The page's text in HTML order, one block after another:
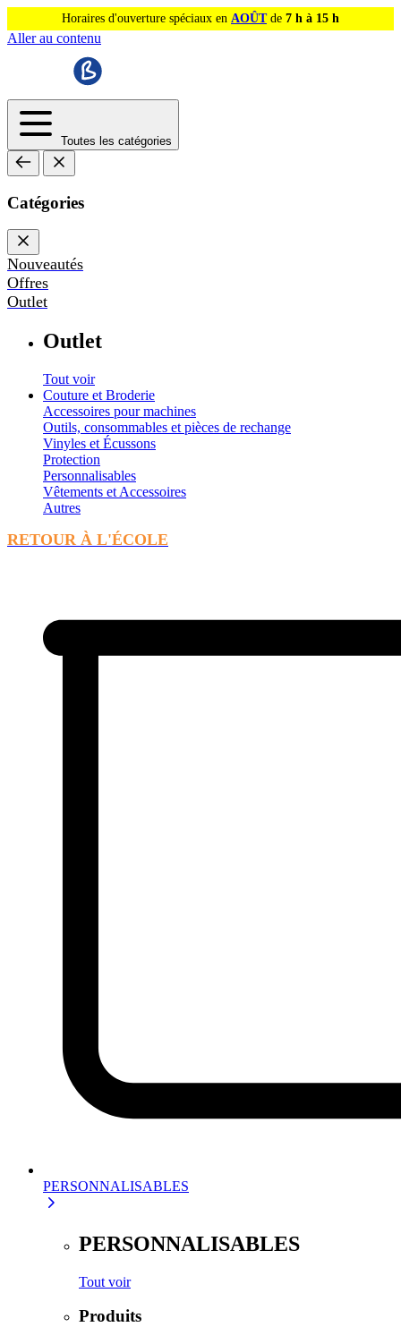
Horaires d'ouverture spéciaux en AOÛTde 7 h à 15 h
Aller au contenu
Toutes les catégories
Catégories
Nouveautés
Offres
Outlet
Outlet
Tout voir
Couture et Broderie
Accessoires pour machines
Outils, consommables et pièces de rechange
Vinyles et Écussons
Protection
Personnalisables
Vêtements et Accessoires
Autres
RETOUR À L'ÉCOLE
PERSONNALISABLES
PERSONNALISABLES
Tout voir
Produits